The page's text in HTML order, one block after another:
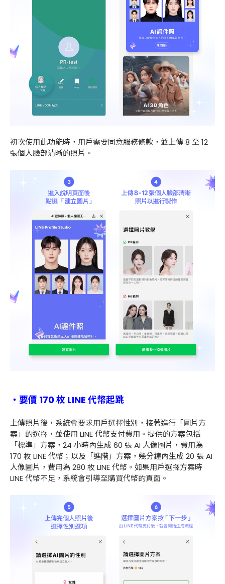
初次使用此功能時，用戶需要同意服務條款，並上傳 8 至 12
張個人臉部清晰的照片。
・要價 170 枚 LINE 代幣起跳
上傳照片後，系統會要求用戶選擇性別，接著進行「圖片方
案」的選擇，並使用 LINE 代幣支付費用。提供的方案包括
「標準」方案，24 小時內生成 60 張 AI 人像圖片，費用為
170 枚 LINE 代幣；以及「進階」方案，幾分鐘內生成 20 張 AI
人像圖片，費用為 280 枚 LINE 代幣。如果用戶選擇方案時
LINE 代幣不足，系統會引導至購買代幣的頁面。